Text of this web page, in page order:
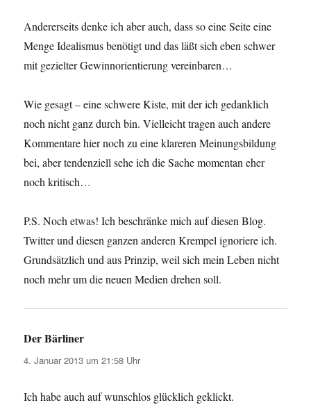
Andererseits denke ich aber auch, dass so eine Seite eine
Menge Idealismus benötigt und das läßt sich eben schwer
mit gezielter Gewinnorientierung vereinbaren…
Wie gesagt – eine schwere Kiste, mit der ich gedanklich
noch nicht ganz durch bin. Vielleicht tragen auch andere
Kommentare hier noch zu eine klareren Meinungsbildung
bei, aber tendenziell sehe ich die Sache momentan eher
noch kritisch…
P.S. Noch etwas! Ich beschränke mich auf diesen Blog.
Twitter und diesen ganzen anderen Krempel ignoriere ich.
Grundsätzlich und aus Prinzip, weil sich mein Leben nicht
noch mehr um die neuen Medien drehen soll.
Der Bärliner
4. Januar 2013 um 21:58 Uhr
Ich habe auch auf wunschlos glücklich geklickt.